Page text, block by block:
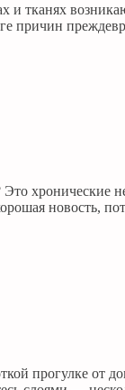
тканях
новость,
прогулке от